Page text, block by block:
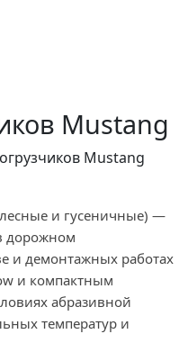
Mustang
Mustang
и гусеничные) —
дорожном
и демонтажных работах
и компактным
абразивной
температур и